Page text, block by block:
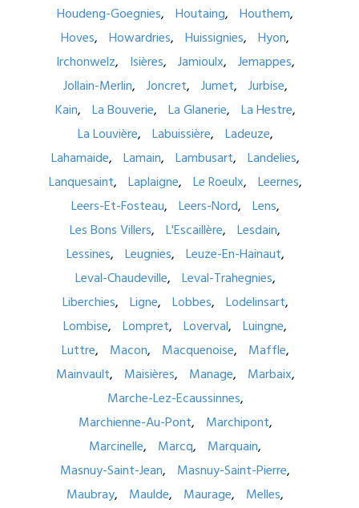
Houdeng-Goegnies
Houtaing
Houthem
Hoves
Howardries Huissignies
Hyon
Irchonwelz
Isières Jamioulx
Jemappes
Jollain-Merlin
Joncret Jumet
Jurbise
Kain
La Bouverie La Glanerie
La Hestre
La Louvière
Labuissière
Ladeuze
Lahamaide
Lamain Lambusart
Landelies
Lanquesaint
Laplaigne Le Roeulx
Leernes
Leers-Et-Fosteau
Leers-Nord
Lens
Les Bons Villers
L'Escaillère
Lesdain
Lessines
Leugnies
Leuze-En-Hainaut
Leval-Chaudeville
Leval-Trahegnies
Liberchies
Ligne Lobbes
Lodelinsart
Lombise
Lompret Loverval
Luingne
Luttre
Macon Macquenoise
Maffle
Mainvault
Maisières Manage
Marbaix
Marche-Lez-Ecaussinnes
Marchienne-Au-Pont
Marchipont
Marcinelle
Marcq
Marquain
Masnuy-Saint-Jean
Masnuy-Saint-Pierre
Maubray
Maulde Maurage
Melles